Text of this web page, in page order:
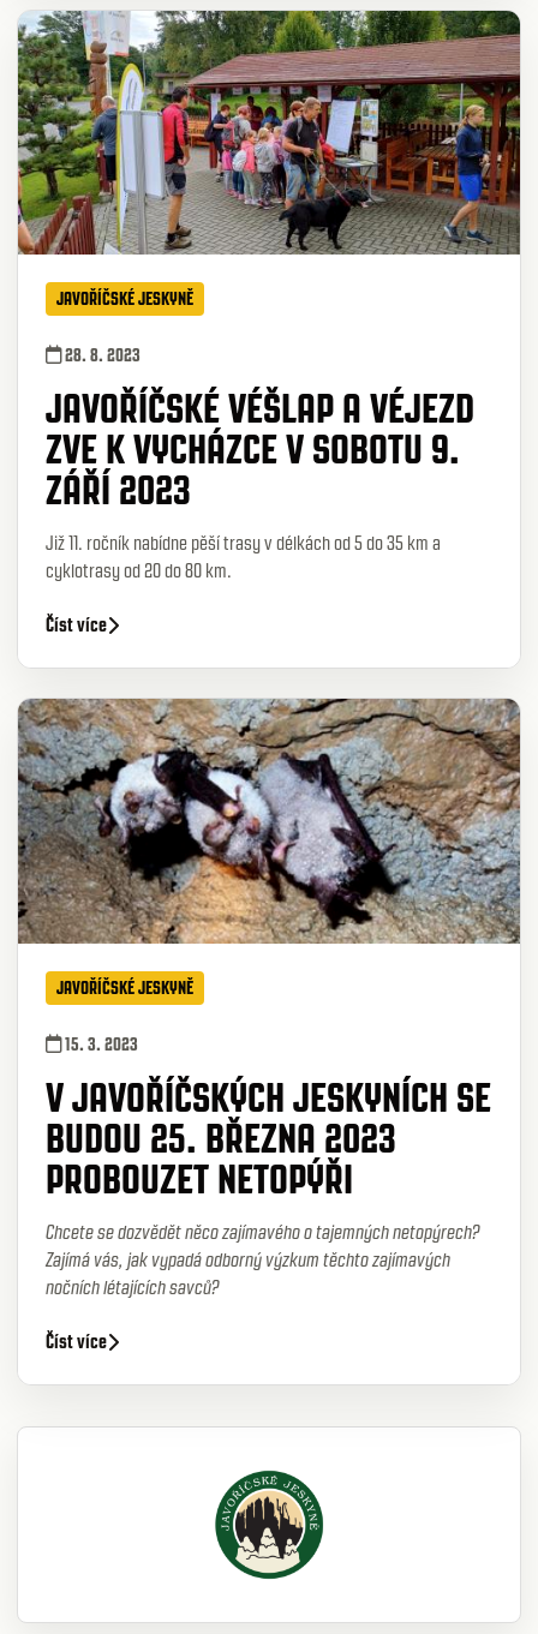
JAVOŘÍČSKÉ JESKYNĚ
28. 8. 2023
JAVOŘÍČSKÉ VÉŠLAP A VÉJEZD
ZVE K VYCHÁZCE V SOBOTU 9.
ZÁŘÍ 2023
Již 11. ročník nabídne pěší trasy v délkách od 5 do 35 km a
cyklotrasy od 20 do 80 km.
Číst více
JAVOŘÍČSKÉ JESKYNĚ
15. 3. 2023
V JAVOŘÍČSKÝCH JESKYNÍCH SE
BUDOU 25. BŘEZNA 2023
PROBOUZET NETOPÝŘI
Chcete se dozvědět něco zajímavého o tajemných netopýrech?
Zajímá vás, jak vypadá odborný výzkum těchto zajímavých
nočních létajících savců?
Číst více